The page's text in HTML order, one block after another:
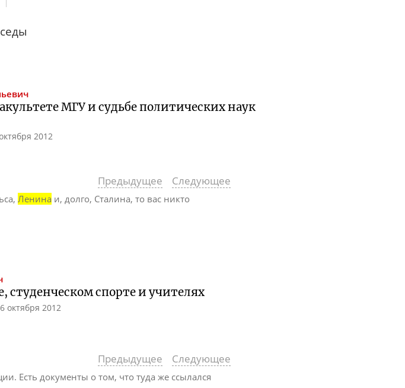
МГУ и судьбе политических наук
2012
Предыдущее Следующее
Ленина и, долго, Сталина, то вас никто
студенческом спорте и учителях
октября 2012
Предыдущее Следующее
Есть документы о том, что туда же ссылался